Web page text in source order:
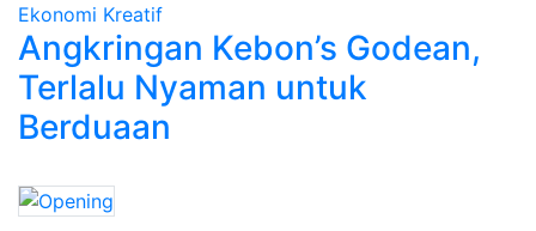
Ekonomi Kreatif
Angkringan Kebon’s Godean,
Terlalu Nyaman untuk
Berduaan